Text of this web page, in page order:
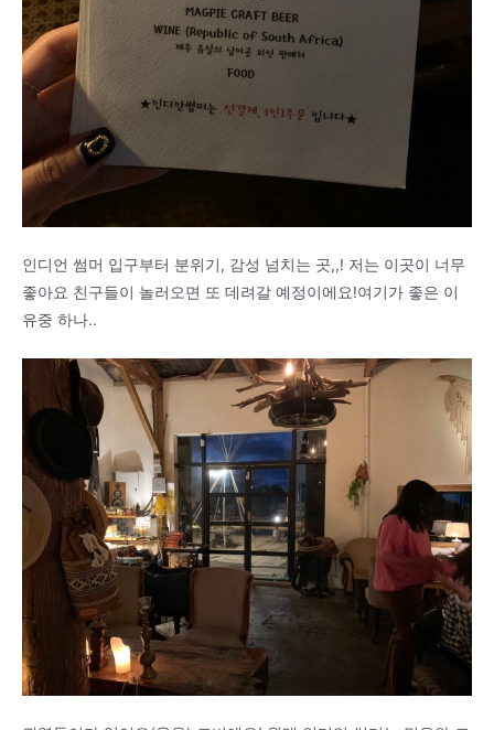
인디언 썸머 입구부터 분위기, 감성 넘치는 곳,,! 저는 이곳이 너무
좋아요 친구들이 놀러오면 또 데려갈 예정이에요!여기가 좋은 이
유중 하나..